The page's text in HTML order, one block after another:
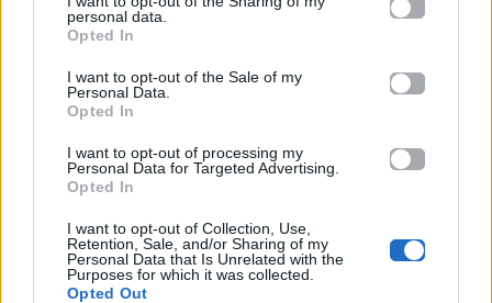
personal data.
Opted In
I want to opt-out of the Sale of my
Personal Data.
Opted In
I want to opt-out of processing my
Personal Data for Targeted Advertising.
Opted In
I want to opt-out of Collection, Use,
Retention, Sale, and/or Sharing of my
Personal Data that Is Unrelated with the
Purposes for which it was collected.
Opted Out